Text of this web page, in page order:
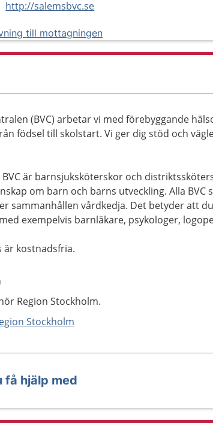
http://salemsbvc.se
till mottagningen
(BVC) arbetar vi med förebyggande
födsel till skolstart. Vi ger dig stöd och
är barnsjuksköterskor och
om barn och barns utveckling. Alla BVC
sammanhållen vårdkedja. Det betyder att
exempelvis barnläkare, psykologer,
är kostnadsfria.
Region Stockholm.
Stockholm
få hjälp med